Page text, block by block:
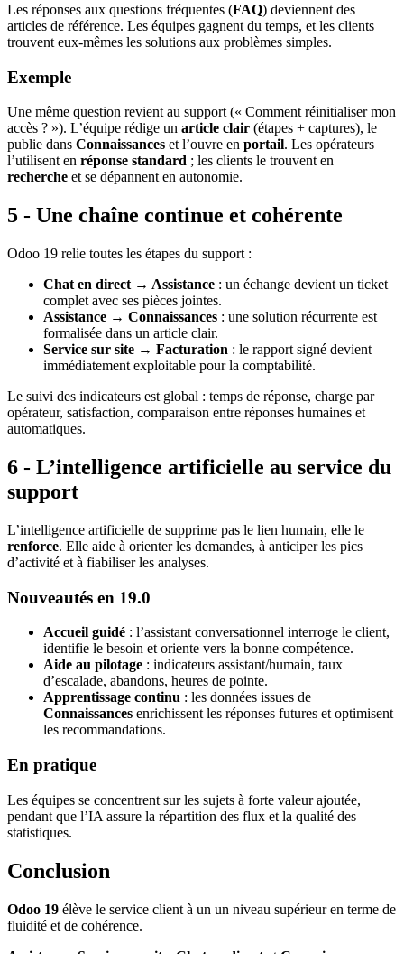
Les réponses aux questions fréquentes (FAQ) deviennent des
articles de référence. Les équipes gagnent du temps, et les clients
trouvent eux-mêmes les solutions aux problèmes simples.
Exemple
Une même question revient au support (« Comment réinitialiser mon
accès ? »). L’équipe rédige un article clair (étapes + captures), le
publie dans Connaissances et l’ouvre en portail. Les opérateurs
l’utilisent en réponse standard ; les clients le trouvent en
recherche et se dépannent en autonomie.
5 - Une chaîne continue et cohérente
Odoo 19 relie toutes les étapes du support :
Chat en direct → Assistance : un échange devient un ticket
complet avec ses pièces jointes.
Assistance → Connaissances : une solution récurrente est
formalisée dans un article clair.
Service sur site → Facturation : le rapport signé devient
immédiatement exploitable pour la comptabilité.
Le suivi des indicateurs est global : temps de réponse, charge par
opérateur, satisfaction, comparaison entre réponses humaines et
automatiques.
6 - L’intelligence artificielle au service du
support
L’intelligence artificielle de supprime pas le lien humain, elle le
renforce. Elle aide à orienter les demandes, à anticiper les pics
d’activité et à fiabiliser les analyses.
Nouveautés en 19.0
Accueil guidé : l’assistant conversationnel interroge le client,
identifie le besoin et oriente vers la bonne compétence.
Aide au pilotage : indicateurs assistant/humain, taux
d’escalade, abandons, heures de pointe.
Apprentissage continu : les données issues de
Connaissances enrichissent les réponses futures et optimisent
les recommandations.
En pratique
Les équipes se concentrent sur les sujets à forte valeur ajoutée,
pendant que l’IA assure la répartition des flux et la qualité des
statistiques.
Conclusion
Odoo 19 élève le service client à un un niveau supérieur en terme de
fluidité et de cohérence.